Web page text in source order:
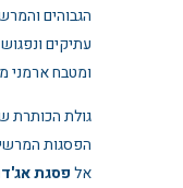
הגבוהים
עתיקים
ומטבח ארמני
גולת הכותרת
הפסגות
אלפסגת